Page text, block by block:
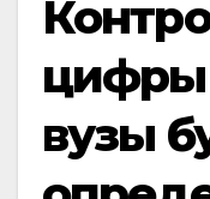
цифры
вузы